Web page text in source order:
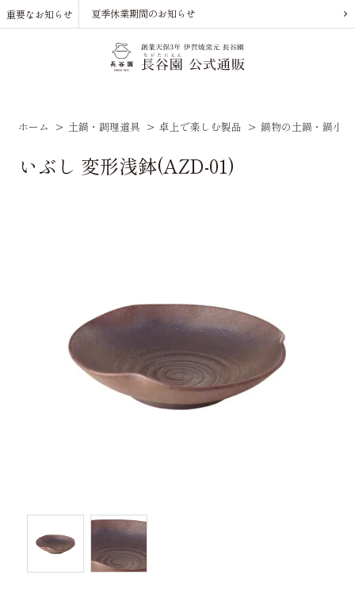
重要なお知らせ 夏季休業期間のお知らせ
ホーム > 土鍋・調理道具 > 卓上で楽しむ製品 > 鍋物の土鍋・鍋小物
いぶし 変形浅鉢(AZD-01)